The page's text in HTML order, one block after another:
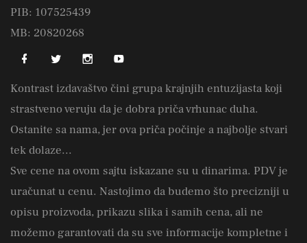
PIB: 107525439
MB: 20820268
Kontrast izdavaštvo čini grupa krajnjih entuzijasta koji
strastveno veruju da je dobra priča vrhunac duha.
Ostanite sa nama, jer ova priča počinje a najbolje stvari
tek dolaze...
Sve cene na ovom sajtu iskazane su u dinarima. PDV je
uračunat u cenu. Nastojimo da budemo što precizniji u
opisu proizvoda, prikazu slika i samih cena, ali ne
možemo garantovati da su sve informacije kompletne i